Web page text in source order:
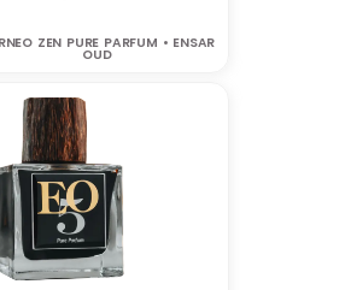
ZEN PURE PARFUM • ENSAR
OUD